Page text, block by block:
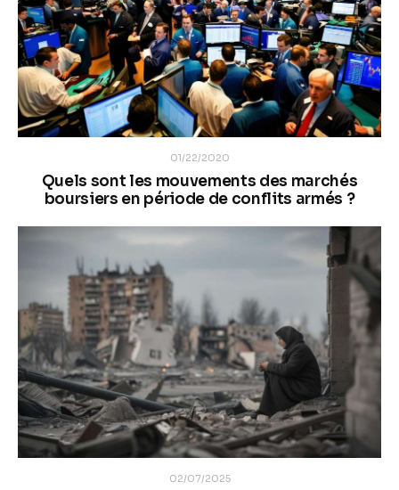
01/22/2020
Quels sont les mouvements des marchés
boursiers en période de conflits armés ?
02/07/2025